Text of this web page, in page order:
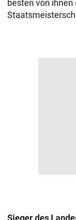
besten von
Sieger des